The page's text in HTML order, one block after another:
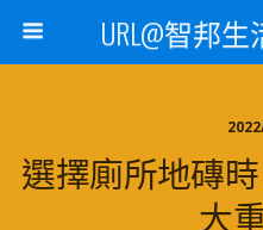
URL@智邦
選擇廁所地磚
大